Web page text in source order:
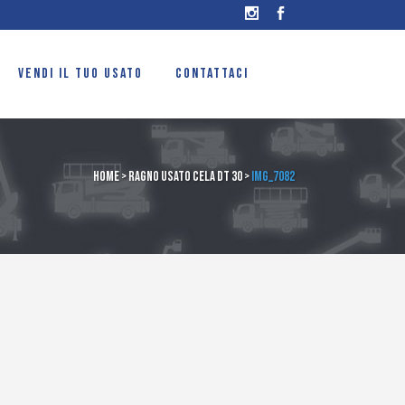
VENDI IL TUO USATO CONTATTACI
Home>Ragno usato Cela DT 30>IMG_7082